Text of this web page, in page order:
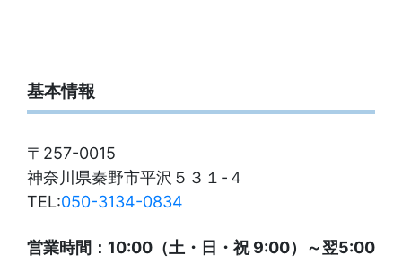
基本情報
〒257-0015
神奈川県秦野市平沢５３１-４
TEL:050-3134-0834
営業時間：10:00（土・日・祝 9:00）～翌5:00